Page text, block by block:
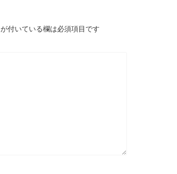
が付いている欄は必須項目です